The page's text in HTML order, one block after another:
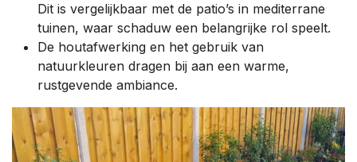
Dit is vergelijkbaar met de patio’s in mediterrane
tuinen, waar schaduw een belangrijke rol speelt.
De houtafwerking en het gebruik van
natuurkleuren dragen bij aan een warme,
rustgevende ambiance.